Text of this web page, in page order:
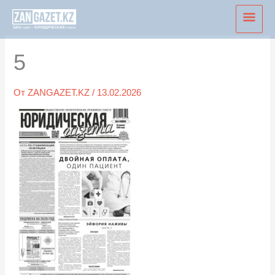
Перейти
содержимому
5
ОтZANGAZET.KZ/ 13.02.2026